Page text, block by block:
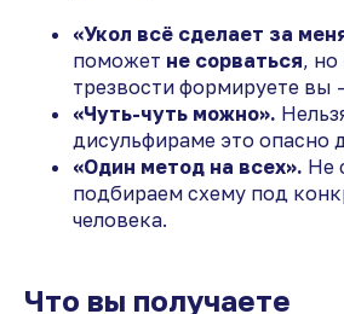
«Укол всё сделает за
поможет не сорваться, но
трезвости формируете вы
«Чуть-чуть можно».
дисульфираме это опасно
«Один метод на всех». Не
подбираем схему под
человека.
Что вы получаете